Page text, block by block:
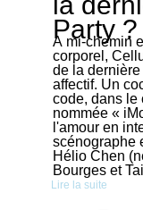
Party ?
À mi-chemin
corporel,
de la
affectif. Un
code, dans le
nommée «
l'amour en
scénographe
Hélio Chen
Bourges et
Lire la suite